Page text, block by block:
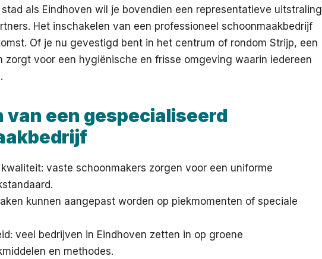
stad als Eindhoven wil je bovendien een representatieve uitstraling
Het inschakelen van een professioneel schoonmaakbedrijf
Of je nu gevestigd bent in het centrum of rondom Strijp, een
zorgt voor een hygiënische en frisse omgeving waarin iedereen
van een gespecialiseerd
vaste schoonmakers zorgen voor een uniforme
kunnen aangepast worden op piekmomenten of speciale
veel bedrijven in Eindhoven zetten in op groene
en methodes.